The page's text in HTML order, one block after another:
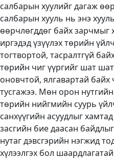
салбарын хуулийг дагаж
салбарын хууль нь энэ
өөрчлөгддөг байх зарчмыг
иргэдэд үзүүлэх төрийн
тогтвортой, тасралтгүй
төрийн чиг үүргийг шат
оновчтой, ялгавартай байх
тусгажээ. Мөн орон
төрийн нийгмийн суурь
санхүүгийн асуудлыг
засгийн бие даасан
нутаг дэвсгэрийн нэгжид
хүлээлгэх бол